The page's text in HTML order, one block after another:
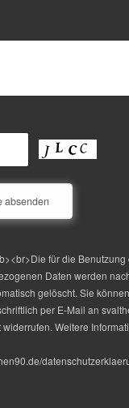
für die
Daten werden
gelöscht. Sie
per E-Mail an
Weitere